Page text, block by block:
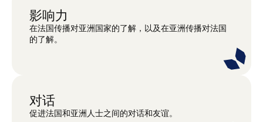
影响力
在法国传播对亚洲国家的了解，以及在亚洲传播对法国
的了解。
对话
促进法国和亚洲人士之间的对话和友谊。